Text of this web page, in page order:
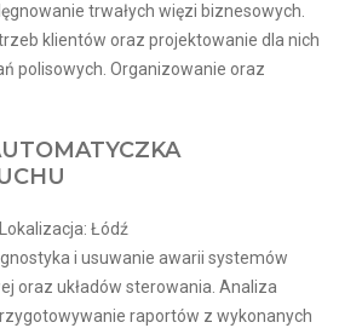
trwałych więzi biznesowych.
klientów oraz projektowanie dla nich
polisowych. Organizowanie oraz
Łódź
i usuwanie awarii systemów
oraz układów sterowania. Analiza
raportów z wykonanych